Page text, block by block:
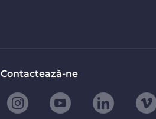
Contactează-ne